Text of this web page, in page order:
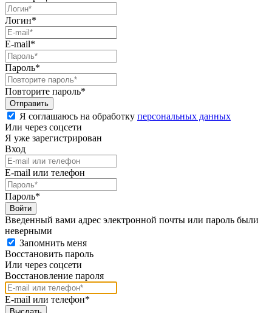
Логин*
E-mail*
Пароль*
Повторите пароль*
Я соглашаюсь на обработку персональных данных
Или через соцсети
Я уже зарегистрирован
Вход
E-mail или телефон
Пароль*
Введенный вами адрес электронной почты или пароль были
неверными
Запомнить меня
Восстановить пароль
Или через соцсети
Восстановление пароля
E-mail или телефон*